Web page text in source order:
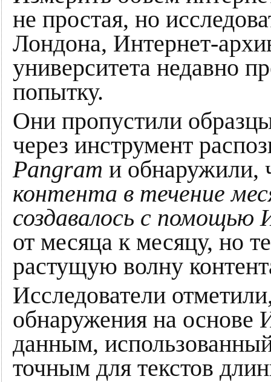
не простая, но
Лондона, Интернет-
университета недавно
попытку.
Они пропустили
через инструмент
Pangram и обнаружили,
контента в течение
создавалось с помощью
от месяца к месяцу, но
растущую волну
Исследователи
обнаружения на
данным,
точным для текстов